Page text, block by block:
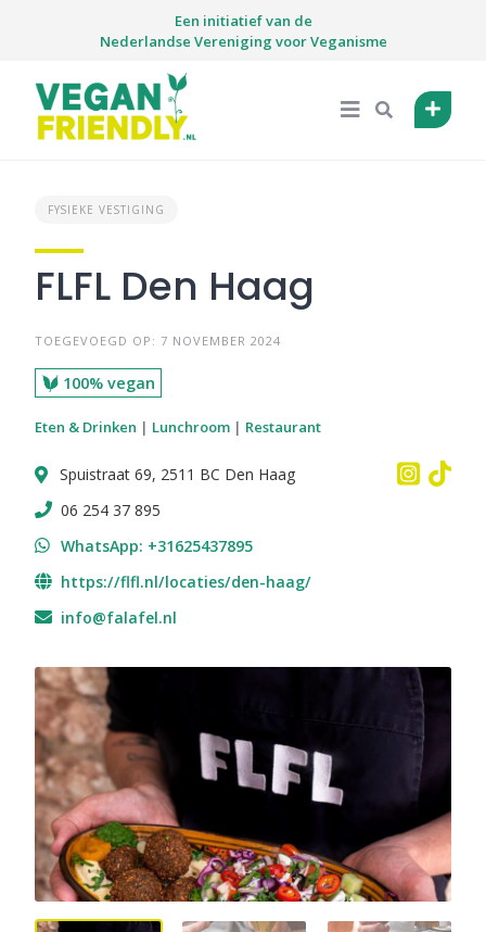
Een initiatief van de
Nederlandse Vereniging voor Veganisme
FYSIEKE VESTIGING
FLFL Den Haag
TOEGEVOEGD OP: 7 NOVEMBER 2024
100% vegan
Eten & Drinken | Lunchroom | Restaurant
Spuistraat 69, 2511 BC Den Haag
06 254 37 895
WhatsApp: +31625437895
https://flfl.nl/locaties/den-haag/
info@falafel.nl